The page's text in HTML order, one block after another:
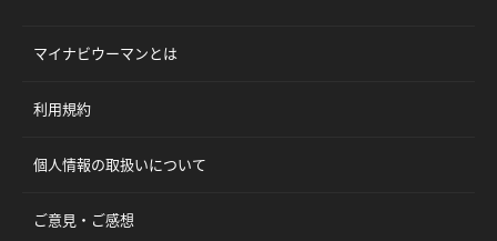
マイナビウーマンとは
利用規約
個人情報の取扱いについて
ご意見・ご感想